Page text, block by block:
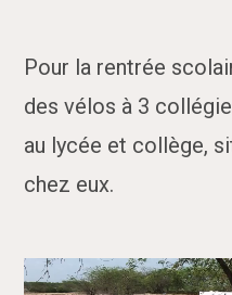
Pour la rentrée
des vélos à 3
au lycée et collège,
chez eux.